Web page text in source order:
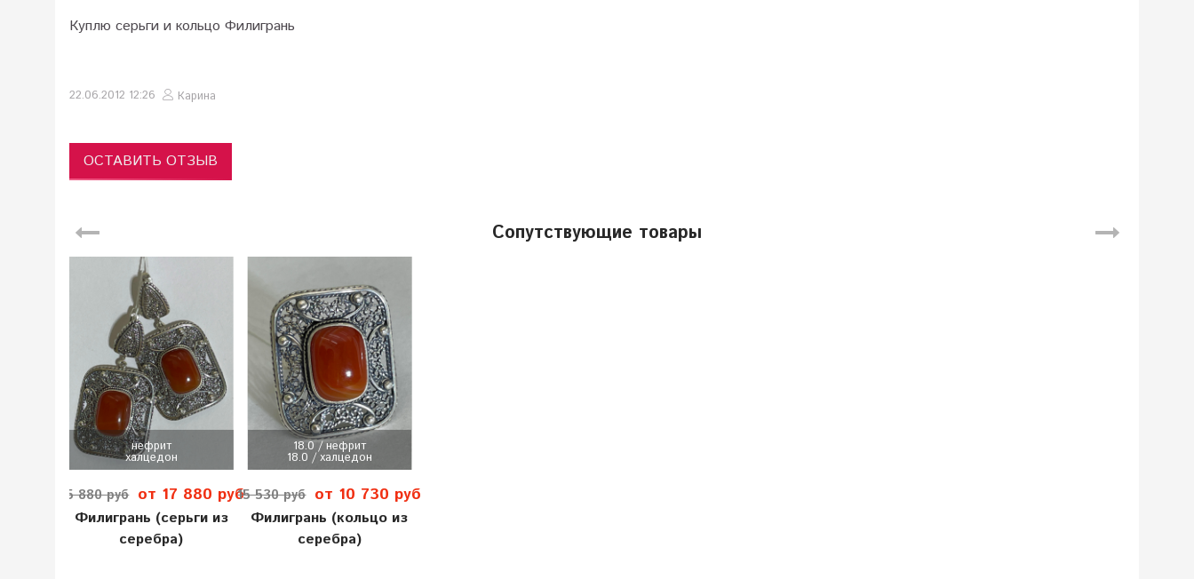
Куплю серьги и кольцо Филигрань
22.06.2012 12:26 Карина
ОСТАВИТЬ ОТЗЫВ
Сопутствующие товары
нефрит
халцедон
25 880 руб от 17 880 руб
Филигрань (серьги из
серебра)
18.0 / нефрит
18.0 / халцедон
15 530 руб от 10 730 руб
Филигрань (кольцо из
серебра)